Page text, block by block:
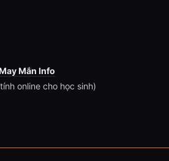
Mắn Info
online cho học sinh)